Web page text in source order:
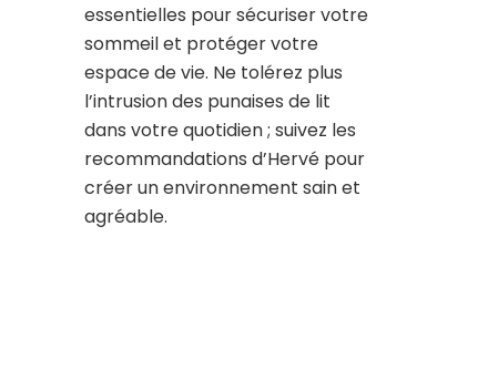
essentielles pour sécuriser votre
sommeil et protéger votre
espace de vie. Ne tolérez plus
l’intrusion des punaises de lit
dans votre quotidien ; suivez les
recommandations d’Hervé pour
créer un environnement sain et
agréable.